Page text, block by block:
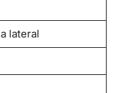
lateral